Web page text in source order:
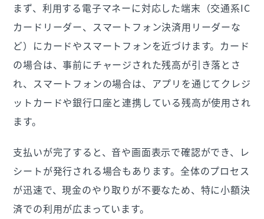
まず、利用する電子マネーに対応した端末（交通系IC
カードリーダー、スマートフォン決済用リーダーな
ど）にカードやスマートフォンを近づけます。カード
の場合は、事前にチャージされた残高が引き落とさ
れ、スマートフォンの場合は、アプリを通じてクレジ
ットカードや銀行口座と連携している残高が使用され
ます。
支払いが完了すると、音や画面表示で確認ができ、レ
シートが発行される場合もあります。全体のプロセス
が迅速で、現金のやり取りが不要なため、特に小額決
済での利用が広まっています。